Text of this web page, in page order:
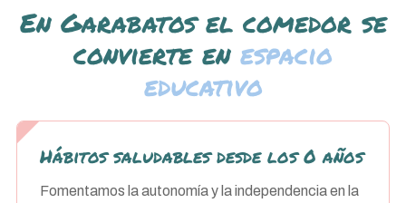
En Garabatos el comedor se
convierte en espacio
educativo
Hábitos saludables desde los 0 años
Fomentamos la autonomía y la independencia en la